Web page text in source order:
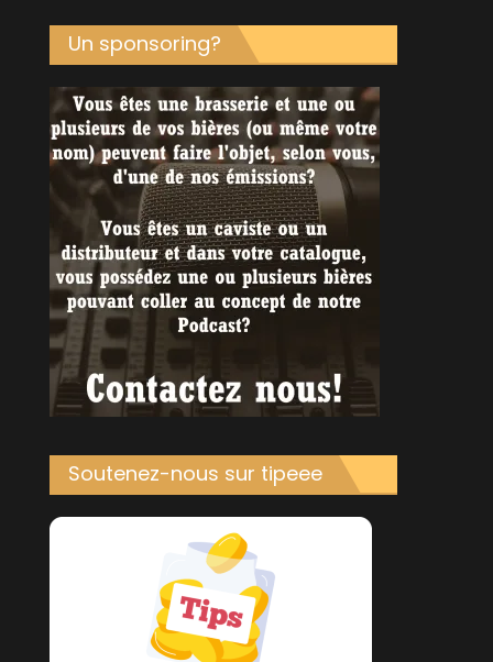
Un sponsoring?
Soutenez-nous sur tipeee